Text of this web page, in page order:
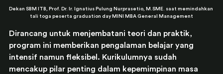
Dekan SBM ITB, Prof. Dr. Ir. Ignatius Pulung Nurprasetio, M.SME. saat memindahkan
tali toga peserta graduation day MINI MBA General Management
Dirancang untuk menjembatani teori dan praktik,
program ini memberikan pengalaman belajar yang
intensif namun fleksibel. Kurikulumnya sudah
mencakup pilar penting dalam kepemimpinan masa